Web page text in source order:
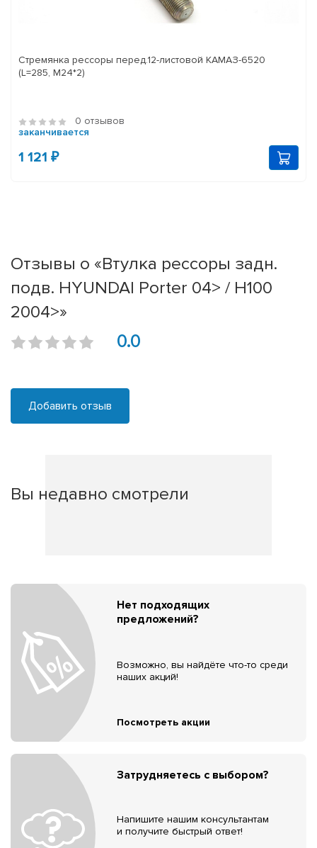
Стремянка рессоры перед.12-листовой КАМАЗ-6520
(L=285, М24*2)
0 отзывов
заканчивается
1 121 ₽
Отзывы о «Втулка рессоры задн.
подв. HYUNDAI Porter 04> / H100
2004>»
0.0
Добавить отзыв
Вы недавно смотрели
Нет подходящих
предложений?
Возможно, вы найдёте что-то среди
наших акций!
Посмотреть акции
Затрудняетесь с выбором?
Напишите нашим консультантам
и получите быстрый ответ!